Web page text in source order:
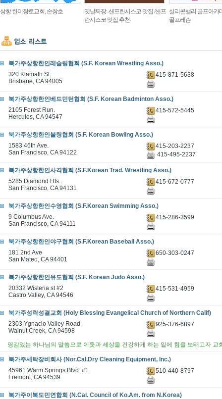
상항 한미장로교회, 손창호
옛날짜장 -샌프란시스코 맛집 /샌프
란시스코 맛집 추천
실리콘밸리 골프아카
골프레슨
북가주상항한인레슬링협회 (S.F. Korean Wrestling Asso.)
320 Klamath St.
Brisbane, CA 94005
415-871-5638
북가주상항한인베드민턴협회 (S.F. Korean Badminton Asso.)
2105 Forest Run.
Hercules, CA 94547
415-572-5445
북가주상항한인볼링협회 (S.F. Korean Bowling Asso.)
1583 46th Ave.
San Francisco, CA 94122
415-203-2237
415-495-2237
북가주상항한인사격협회 (S.F.Korean Trad. Wrestling Asso.)
5285 Diamond Hts.
San Francisco, CA 94131
415-672-0777
북가주상항한인수영협회 (S.F.Korean Swimming Asso.)
9 Columbus Ave.
San Francisco, CA 94111
415-286-3599
북가주상항한인야구협회 (S.F.Korean Baseball Asso.)
181 2nd Ave
San Mateo, CA 94401
650-303-0247
북가주상항한인유도협회 (S.F. Korean Judo Asso.)
20332 Wisteria st #2
Castro Valley, CA 94546
415-531-4959
북가주성락성결교회 (Holy Blessing Evangelical Church of Northern Calif)
2303 Ygnacio Valley Road
Walnut Creek, CA 94598
925-376-6897
영감있는 하나님의 말씀으로 이웃과 세상을 건강하게 하는 일에 힘을 보태고자 교
북가주세탁장비회사 (Nor.Cal.Dry Cleaning Equipment, Inc.)
45961 Warm Springs Blvd. #1
Fremont, CA 94539
510-440-8797
북가주이북도민연합회 (N.Cal. Council of Ko.Am. from N.Korea)